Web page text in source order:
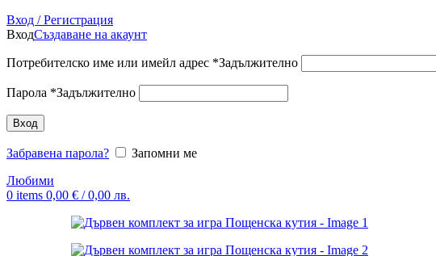
Вход / Регистрация
ВходСъздаване на акаунт
Потребителско име или имейл адрес *Задължително
Парола *Задължително
Вход
Забравена парола?
Запомни ме
Любими
0 items 0,00 € / 0,00 лв.